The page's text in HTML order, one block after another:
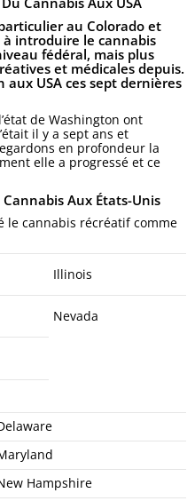
au Colorado et
à introduire le cannabis
fédéral, mais plus
et médicales depuis.
aux USA ces sept dernières
de Washington ont
il y a sept ans et
en profondeur la
elle a progressé et ce
Aux États-Unis
le cannabis récréatif comme
Illinois
Nevada
Hampshire